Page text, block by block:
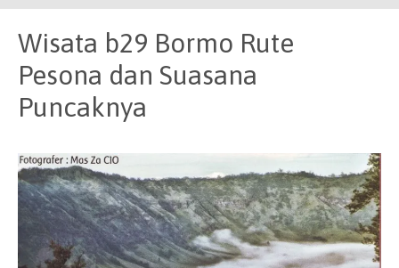
Wisata b29 Bormo Rute
Pesona dan Suasana
Puncaknya